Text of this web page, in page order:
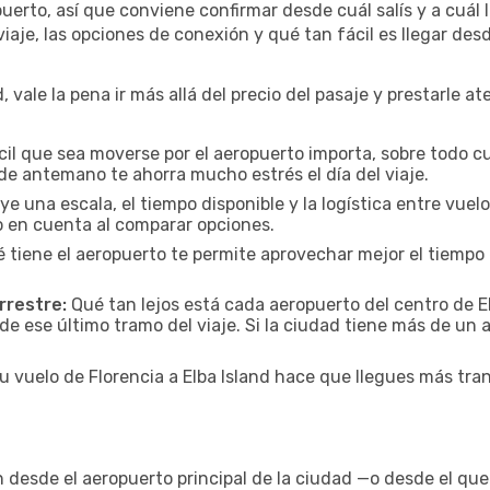
así que conviene confirmar desde cuál salís y a cuál
las opciones de conexión y qué tan fácil es llegar
vale la pena ir más allá del precio del pasaje y prestarle
que sea moverse por el aeropuerto importa, sobre todo
antemano te ahorra mucho estrés el día del viaje.
una escala, el tiempo disponible y la logística entre
cuenta al comparar opciones.
tiene el aeropuerto te permite aprovechar mejor el
Qué tan lejos está cada aeropuerto del centro de
ese último tramo del viaje. Si la ciudad tiene más de un
de Florencia a Elba Island hace que llegues más
desde el aeropuerto principal de la ciudad —o desde el